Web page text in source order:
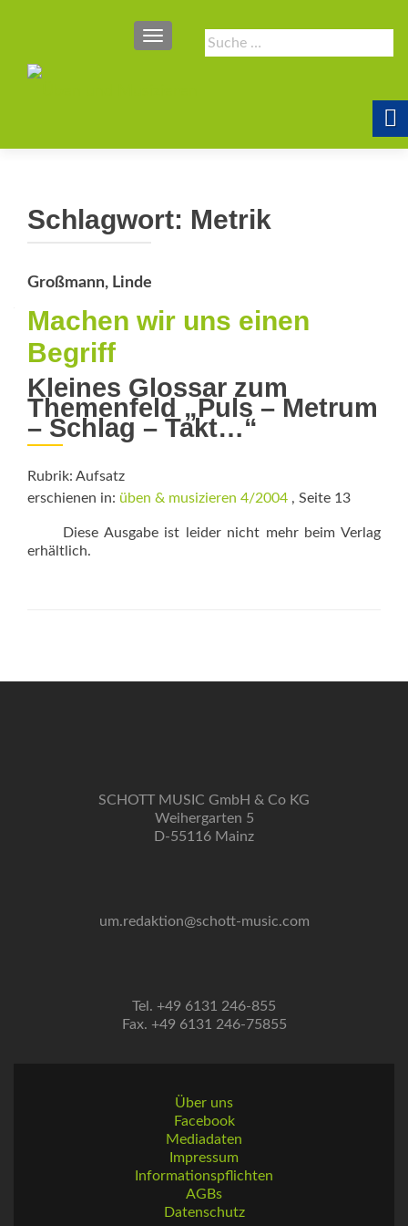
Suche
nach:
SCHALTE NAVIGATION
Schlagwort: Metrik
Großmann, Linde
Machen wir uns einen
Begriff
Kleines Glossar zum
Themenfeld „Puls – Metrum
– Schlag – Takt…“
Rubrik: Aufsatz
erschienen in: üben & musizieren 4/2004 , Seite 13
Diese Ausgabe ist leider nicht mehr beim Verlag
erhältlich.
SCHOTT MUSIC GmbH & Co KG
Weihergarten 5
D-55116 Mainz
um.redaktion@schott-music.com
Tel. +49 6131 246-855
Fax. +49 6131 246-75855
Über uns
Facebook
Mediadaten
Impressum
Informationspflichten
AGBs
Datenschutz